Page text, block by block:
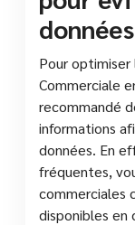
Pour optimiser
Commerciale
recommandé
informations
données. En
fréquentes,
commerciales
disponibles en